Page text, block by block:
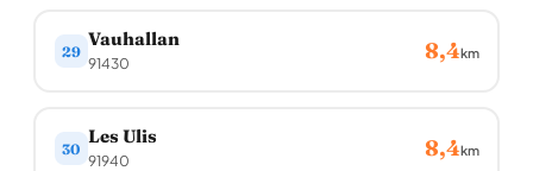
29
Vauhallan
91430 8,4km
30
Les Ulis
91940 8,4km